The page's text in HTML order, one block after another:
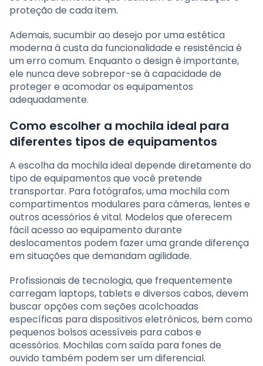
proteção de cada item.
Ademais, sucumbir ao desejo por uma estética
moderna à custa da funcionalidade e resistência é
um erro comum. Enquanto o design é importante,
ele nunca deve sobrepor-se à capacidade de
proteger e acomodar os equipamentos
adequadamente.
Como escolher a mochila ideal para
diferentes tipos de equipamentos
A escolha da mochila ideal depende diretamente do
tipo de equipamentos que você pretende
transportar. Para fotógrafos, uma mochila com
compartimentos modulares para câmeras, lentes e
outros acessórios é vital. Modelos que oferecem
fácil acesso ao equipamento durante
deslocamentos podem fazer uma grande diferença
em situações que demandam agilidade.
Profissionais de tecnologia, que frequentemente
carregam laptops, tablets e diversos cabos, devem
buscar opções com seções acolchoadas
específicas para dispositivos eletrônicos, bem como
pequenos bolsos acessíveis para cabos e
acessórios. Mochilas com saída para fones de
ouvido também podem ser um diferencial.